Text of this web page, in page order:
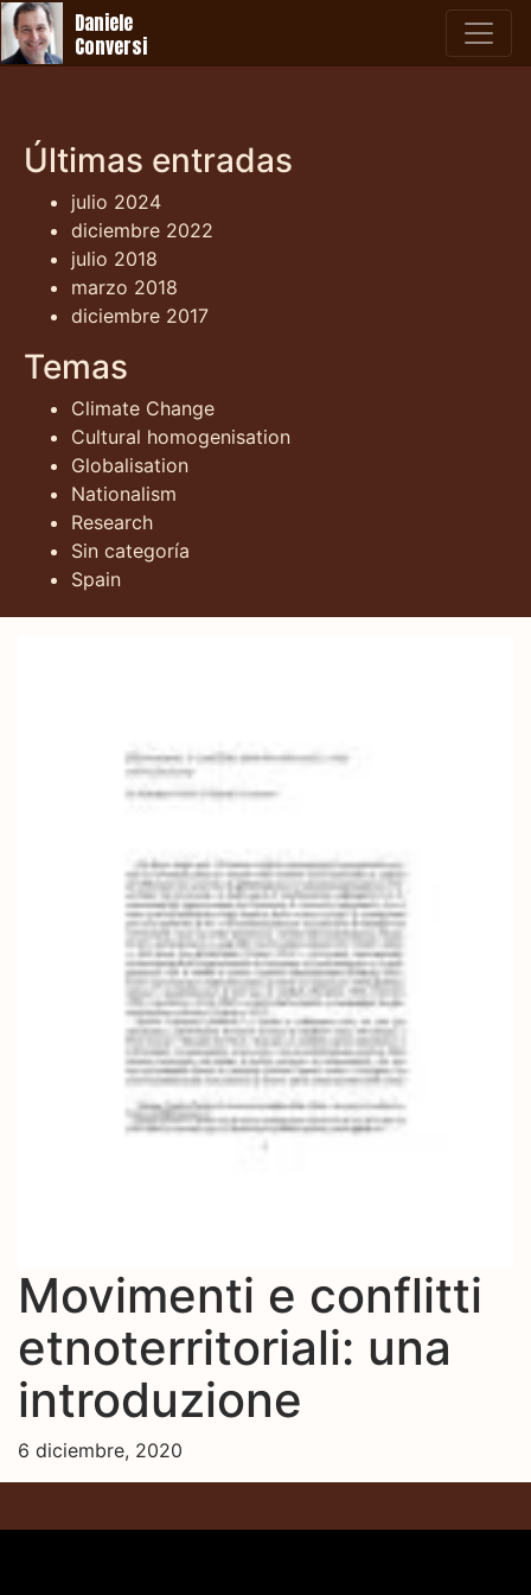
Daniele
Conversi
Últimas entradas
julio 2024
diciembre 2022
julio 2018
marzo 2018
diciembre 2017
Temas
Climate Change
Cultural homogenisation
Globalisation
Nationalism
Research
Sin categoría
Spain
Movimenti e conflitti
etnoterritoriali: una
introduzione
6 diciembre, 2020